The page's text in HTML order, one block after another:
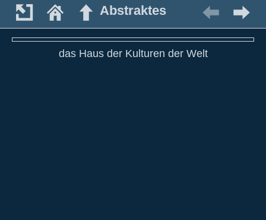
Abstraktes
das Haus der Kulturen der Welt